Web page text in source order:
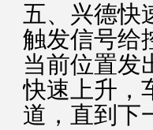
五、兴德快
触发信号给
当前位置发
快速上升，
道，直到下